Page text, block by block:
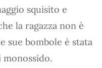
squisito e
la ragazza non è
sue bombole è stata
monossido.